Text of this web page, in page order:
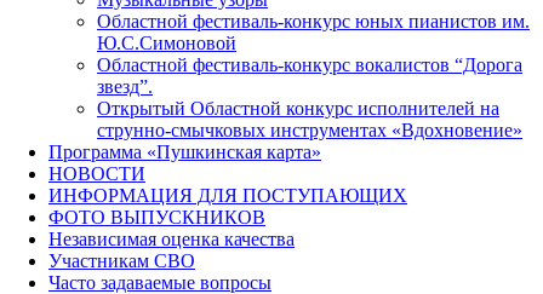
Областной фестиваль-конкурс юных пианистов им.
Ю.С.Симоновой
Областной фестиваль-конкурс вокалистов “Дорога
звезд”.
Открытый Областной конкурс исполнителей на
струнно-смычковых инструментах «Вдохновение»
Программа «Пушкинская карта»
НОВОСТИ
ИНФОРМАЦИЯ ДЛЯ ПОСТУПАЮЩИХ
ФОТО ВЫПУСКНИКОВ
Независимая оценка качества
Участникам СВО
Часто задаваемые вопросы